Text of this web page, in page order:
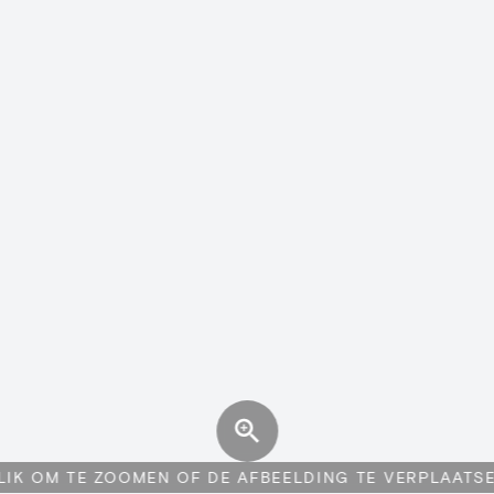
OM TE ZOOMEN OF DE AFBEELDING TE